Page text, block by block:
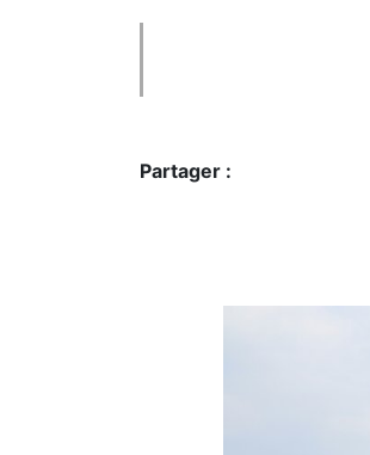
Partager :